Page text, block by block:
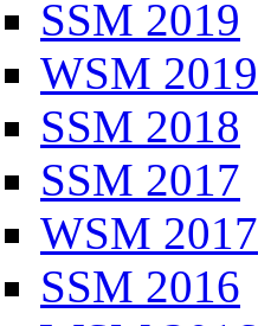
SSM 2019
WSM 2019
SSM 2018
SSM 2017
WSM 2017
SSM 2016